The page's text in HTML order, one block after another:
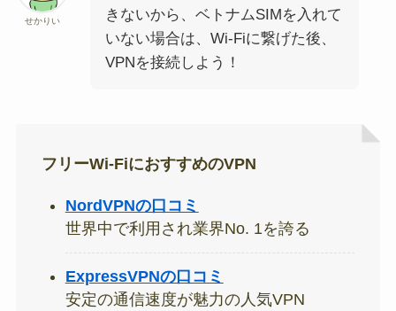
せかりい
きないから、ベトナムSIMを入れて
いない場合は、Wi-Fiに繋げた後、
VPNを接続しよう！
フリーWi-FiにおすすめのVPN
NordVPNの口コミ
世界中で利用され業界No. 1を誇る
ExpressVPNの口コミ
安定の通信速度が魅力の人気VPN